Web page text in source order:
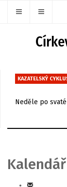
KAZATELSKÝ
Neděle po